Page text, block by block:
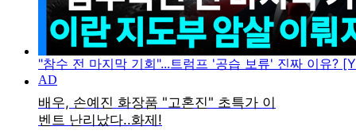
"참수 전 마지막 기회"...트럼프 '공습 보류' 진짜 이유?